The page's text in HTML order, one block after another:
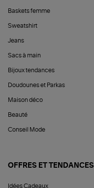
Baskets femme
Sweatshirt
Jeans
Sacs à main
Bijoux tendances
Doudounes et Parkas
Maison déco
Beauté
Conseil Mode
OFFRES ET TENDANCES
Idées Cadeaux